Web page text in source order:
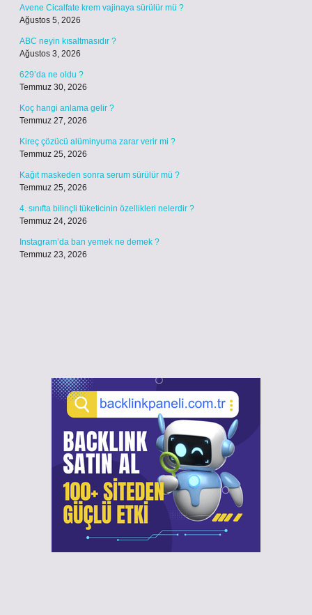
Avene Cicalfate krem vajinaya sürülür mü ?
Ağustos 5, 2026
ABC neyin kısaltmasıdır ?
Ağustos 3, 2026
629’da ne oldu ?
Temmuz 30, 2026
Koç hangi anlama gelir ?
Temmuz 27, 2026
Kireç çözücü alüminyuma zarar verir mi ?
Temmuz 25, 2026
Kağıt maskeden sonra serum sürülür mü ?
Temmuz 25, 2026
4. sınıfta bilinçli tüketicinin özellikleri nelerdir ?
Temmuz 24, 2026
Instagram’da ban yemek ne demek ?
Temmuz 23, 2026